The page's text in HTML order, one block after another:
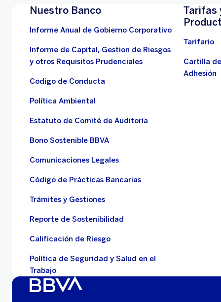
Nuestro Banco
Informe Anual de Gobierno Corporativo
Informe de Capital, Gestion de Riesgos
y otros Requisitos Prudenciales
Codigo de Conducta
Política Ambiental
Estatuto de Comité de Auditoría
Bono Sostenible BBVA
Comunicaciones Legales
Código de Prácticas Bancarias
Trámites y Gestiones
Reporte de Sostenibilidad
Calificación de Riesgo
Política de Seguridad y Salud en el
Trabajo
Tarifas
Tarifario
Cartilla
Adhesión